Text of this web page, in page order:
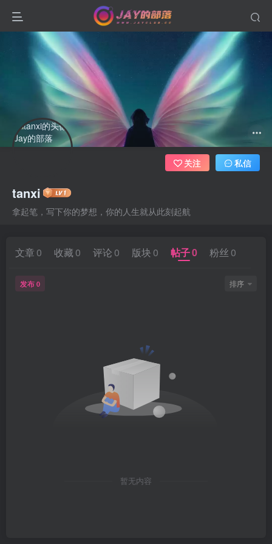
tanxi
拿起笔，写下你的梦想，你的人生就从此刻起航
关注 私信
文章 0 收藏 0 评论 0 版块 0 帖子0 粉丝 0
发布 0 排序
暂无内容